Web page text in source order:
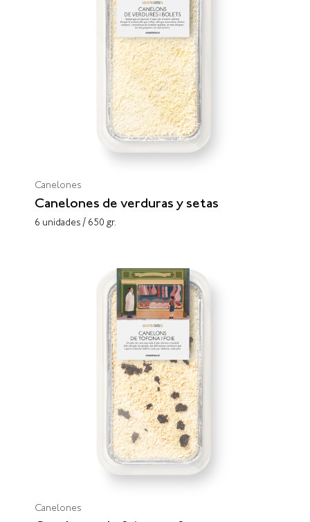
Canelones
Canelones de verduras y setas
6 unidades / 650 gr.
Canelones